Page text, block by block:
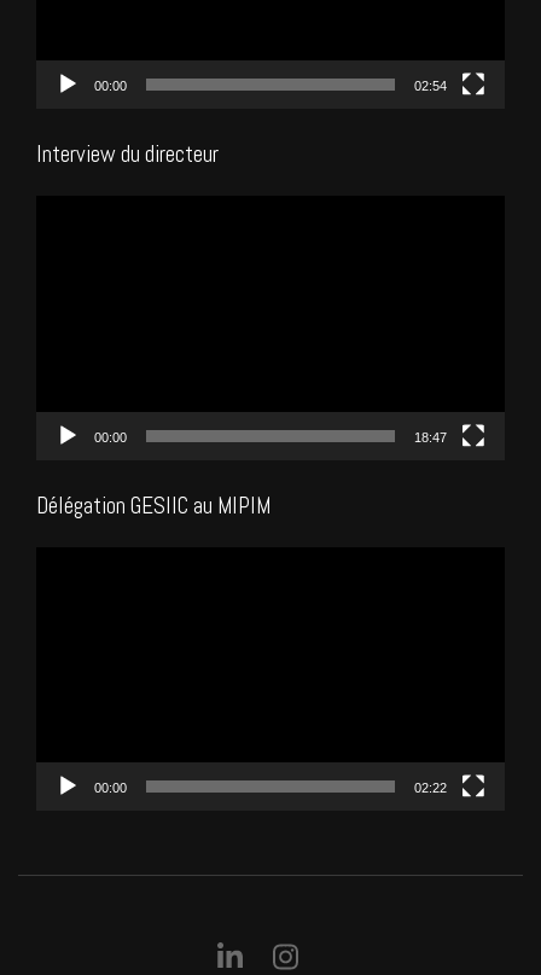
00:00 02:54
Interview du directeur
00:00 18:47
Délégation GESIIC au MIPIM
00:00 02:22